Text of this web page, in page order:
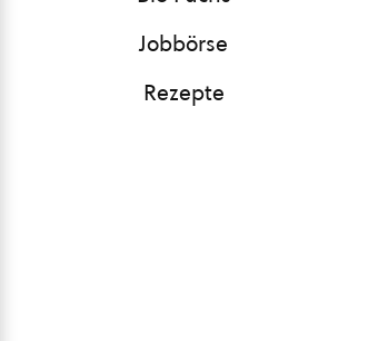
Jobbörse
Rezepte